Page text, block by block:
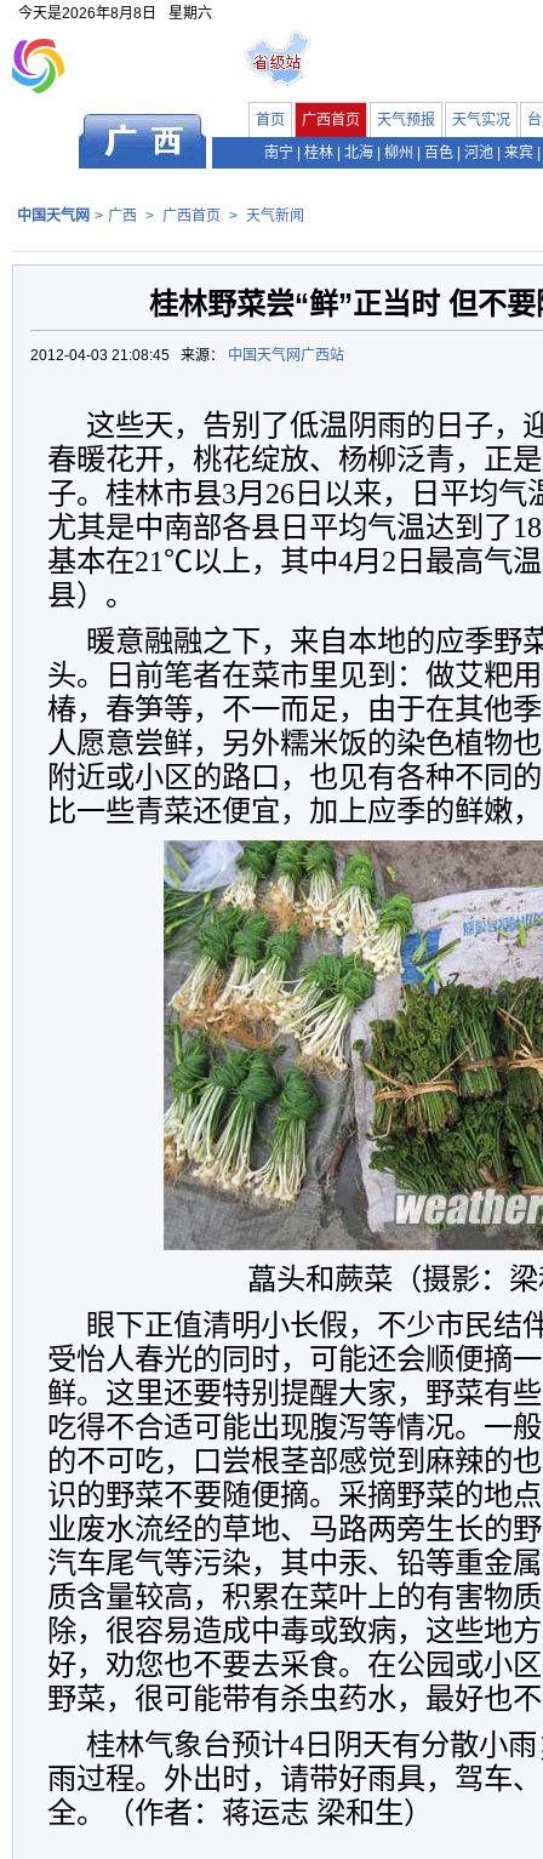
今天是2026年8月8日 星期六
首页 广西首页 天气预报 天气实况
南宁
桂林 北海 柳州 百色 河池 来宾
中国天气网 > 广西 > 广西首页 > 天气新闻
桂林野菜尝“鲜”正当时 但不
2012-04-03 21:08:45 来源： 中国天气网广西站
这些天，告别了低温阴雨的日子，
春暖花开，桃花绽放、杨柳泛青，正
子。桂林市县3月26日以来，日平均
尤其是中南部各县日平均气温达到了
基本在21℃以上，其中4月2日最高气
县）。
暖意融融之下，来自本地的应季野
头。日前笔者在菜市里见到：做艾粑
椿，春笋等，不一而足，由于在其他
人愿意尝鲜，另外糯米饭的染色植物
附近或小区的路口，也见有各种不同
比一些青菜还便宜，加上应季的鲜嫩
藠头和蕨菜（摄影：
眼下正值清明小长假，不少市民结
受怡人春光的同时，可能还会顺便摘
鲜。这里还要特别提醒大家，野菜有
吃得不合适可能出现腹泻等情况。一
的不可吃，口尝根茎部感觉到麻辣的
识的野菜不要随便摘。采摘野菜的地
业废水流经的草地、马路两旁生长的
汽车尾气等污染，其中汞、铅等重金
质含量较高，积累在菜叶上的有害物
除，很容易造成中毒或致病，这些地
好，劝您也不要去采食。在公园或小
野菜，很可能带有杀虫药水，最好也
桂林气象台预计4日阴天有分散小
雨过程。外出时，请带好雨具，驾车
全。（作者：蒋运志 梁和生）